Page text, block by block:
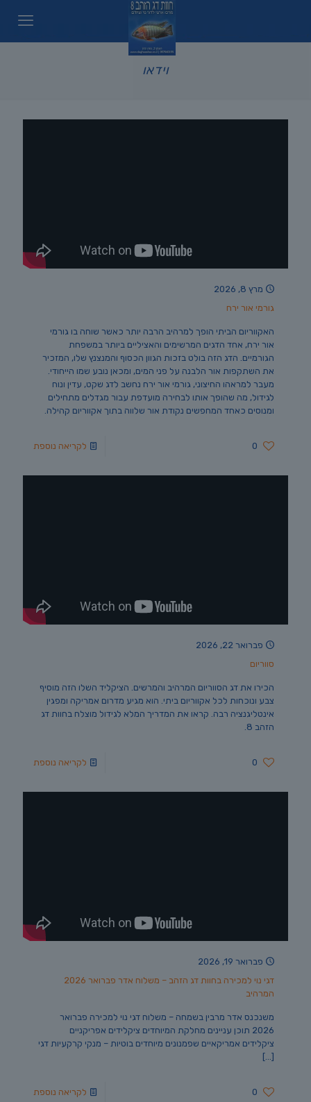
וידאו
מרץ 8, 2026
גורמי אור ירח
האקווריום הביתי הופך למרהיב הרבה יותר כאשר שוחה בו גורמי
אור ירח, אחד הדגים המרשימים והאציליים ביותר במשפחת
הגורמיים. הדג הזה בולט בזכות הגוון הכסוף והמנצנץ שלו, המזכיר
את השתקפות אור הלבנה על פני המים, ומכאן נובע שמו הייחודי.
מעבר למראהו החיצוני, גורמי אור ירח נחשב לדג שקט, עדין ונוח
לגידול, מה שהופך אותו לבחירה מועדפת עבור מגדלים מתחילים
ומנוסים כאחד המחפשים נקודת אור שלווה בתוך אקווריום קהילה.
0 לקריאה נוספת
פברואר 22, 2026
סווריום
הכירו את דג הסווריום המרהיב והמרשים. הציקליד השלו הזה מוסיף
צבע ונוכחות לכל אקווריום ביתי. הוא מגיע מדרום אמריקה ומפגין
אינטליגנציה רבה. קראו את המדריך המלא לגידול מוצלח בחוות דג
הזהב 8.
0 לקריאה נוספת
פברואר 19, 2026
דגי נוי למכירה בחוות דג הזהב – משלוח אדר פברואר 2026
המרהיב
משנכנס אדר מרבין בשמחה – משלוח דגי נוי למכירה פברואר
2026 תוכן עניינים מחלקת המיוחדים ציקלידים אפריקניים
ציקלידים אמריקאיים שפמנונים מיוחדים בוטיות – מנקי קרקעיות דגי
[…]
0 לקריאה נוספת